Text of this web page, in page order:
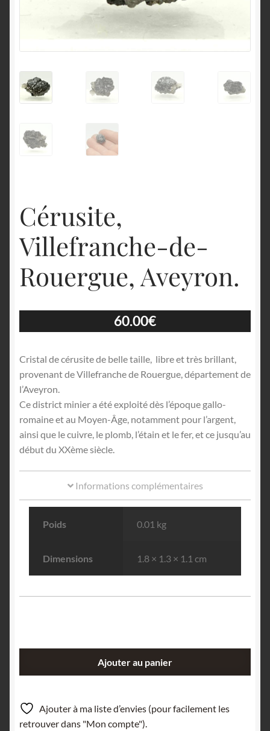
Cérusite,
Villefranche-de-
Rouergue, Aveyron.
60.00€
Cristal de cérusite de belle taille, libre et très brillant,
provenant de Villefranche de Rouergue, département de
l’Aveyron.
Ce district minier a été exploité dès l’époque gallo-
romaine et au Moyen-Âge, notamment pour l’argent,
ainsi que le cuivre, le plomb, l’étain et le fer, et ce jusqu’au
début du XXème siècle.
Informations complémentaires
Poids 0.01 kg
Dimensions 1.8 × 1.3 × 1.1 cm
Villefranche-
de-
Ajouter au panier
Ajouter à ma liste d’envies (pour facilement les
retrouver dans "Mon compte").